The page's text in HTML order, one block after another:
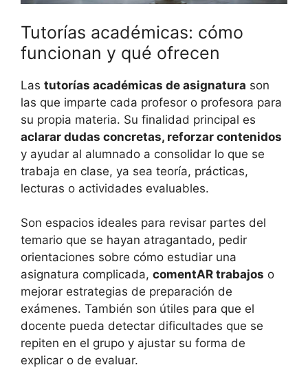
Tutorías académicas: cómo
funcionan y qué ofrecen
Las tutorías académicas de asignatura son
las que imparte cada profesor o profesora para
su propia materia. Su finalidad principal es
aclarar dudas concretas, reforzar contenidos
y ayudar al alumnado a consolidar lo que se
trabaja en clase, ya sea teoría, prácticas,
lecturas o actividades evaluables.
Son espacios ideales para revisar partes del
temario que se hayan atragantado, pedir
orientaciones sobre cómo estudiar una
asignatura complicada, comentAR trabajos o
mejorar estrategias de preparación de
exámenes. También son útiles para que el
docente pueda detectar dificultades que se
repiten en el grupo y ajustar su forma de
explicar o de evaluar.